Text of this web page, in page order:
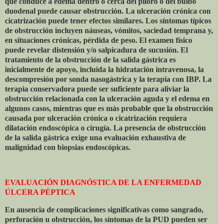
duodenal puede causar obstrucción. La ulceración crónica con
cicatrización puede tener efectos similares. Los síntomas típicos
de obstrucción incluyen náuseas, vómitos, saciedad temprana y,
en situaciones crónicas, pérdida de peso. El examen físico
puede revelar distensión y/o salpicadura de sucusión. El
tratamiento de la obstrucción de la salida gástrica es
inicialmente de apoyo, incluida la hidratación intravenosa, la
descompresión por sonda nasogástrica y la terapia con IBP. La
terapia conservadora puede ser suficiente para aliviar la
obstrucción relacionada con la ulceración aguda y el edema en
algunos casos, mientras que es más probable que la obstrucción
causada por ulceración crónica o cicatrización requiera
dilatación endoscópica o cirugía. La presencia de obstrucción
de la salida gástrica exige una evaluación exhaustiva de
malignidad con biopsias endoscópicas.
EVALUACIÓN DIAGNÓSTICA DE LA ENFERMEDAD
ÚLCERA PÉPTICA
En ausencia de complicaciones significativas como sangrado,
perforación u obstrucción, los síntomas de la PUD pueden ser